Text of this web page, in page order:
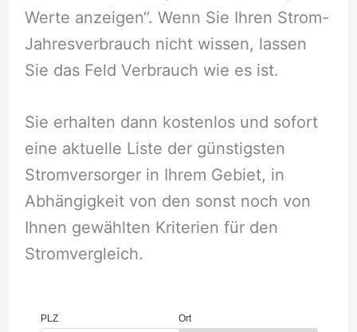
Werte anzeigen“. Wenn Sie Ihren Strom-
Jahresverbrauch nicht wissen, lassen
Sie das Feld Verbrauch wie es ist.
Sie erhalten dann kostenlos und sofort
eine aktuelle Liste der günstigsten
Stromversorger in Ihrem Gebiet, in
Abhängigkeit von den sonst noch von
Ihnen gewählten Kriterien für den
Stromvergleich.